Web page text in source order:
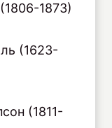
1873)
(1623-
(1811-